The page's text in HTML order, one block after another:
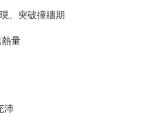
、突破撞牆期
量
沛